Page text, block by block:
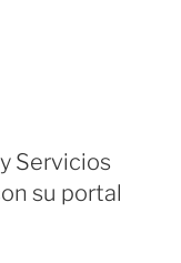
Servicios
su portal